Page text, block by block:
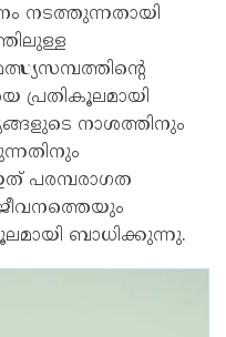
നടത്തുന്നതായി
പ്രതികൂലമായി
നാശത്തിനും
പരമ്പരാഗത
ബാധിക്കുന്നു.